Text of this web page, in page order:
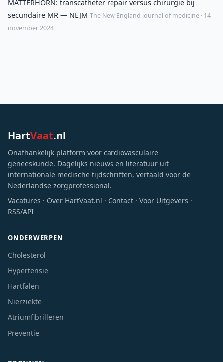
MATTERHORN: transcatheter repair versus chirurgie bij
secundaire MR — NEJM The New England journal of medicine · 14
november 2024
HartVaat.nl
Onafhankelijk platform voor cardiovasculaire
geneeskunde. Dagelijks nieuws en literatuur uit
internationale medische tijdschriften, vertaald voor de
Nederlandse zorgprofessional.
Vacatures · Over HartVaat.nl · Contact · Voor Uitgevers ·
RSS/API
ONDERWERPEN
Cholesterol
Hypertensie
Hartfalen
Nierziekte
Atriumfibrilleren
Preventie